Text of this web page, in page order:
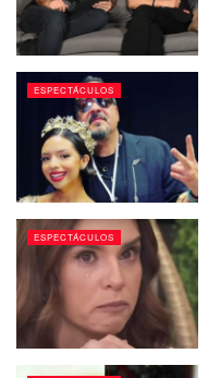
ESPECTÁCULOS
ESPECTÁCULOS